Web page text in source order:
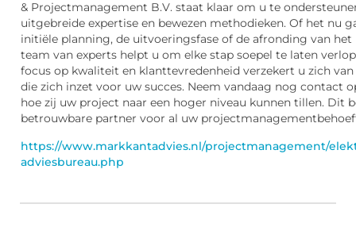
& Projectmanagement B.V. staat klaar om u te
uitgebreide expertise en bewezen methodieken. Of het nu
initiële planning, de uitvoeringsfase of de afronding van het
team van experts helpt u om elke stap soepel te laten
focus op kwaliteit en klanttevredenheid verzekert u zich
die zich inzet voor uw succes. Neem vandaag nog contact
hoe zij uw project naar een hoger niveau kunnen tillen. Dit
betrouwbare partner voor al uw
https://www.markkantadvies.nl/projectmanagement/
adviesbureau.php